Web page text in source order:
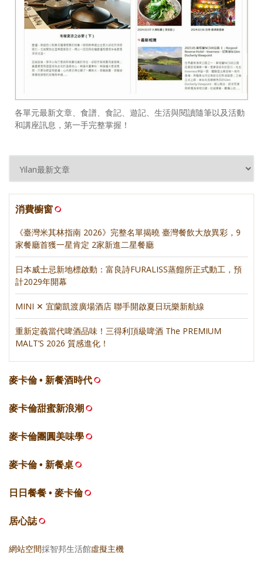
各單元最新文章、食譜、食記、遊記、生活與閱讀隨筆以及活動
和講座訊息，第一手完整掌握！
消費櫥窗
《臺灣米其林指南 2026》完整名單揭曉 臺灣餐飲大放異彩，9
家餐廳首獲一星肯定 2家新進二星餐廳
日本威士忌新地標啟動：富良詩FURALISS蒸餾所正式動工，預
計2029年開幕
MINI ✕ 宜蘭凱渡廣場酒店 聯手開啟夏日玩樂新航線
重新定義當代啤酒品味！三得利頂級啤酒 The PREMIUM
MALT’S 2026 質感進化！
麥卡倫 • 新餐酒時代
麥卡倫甜蜜新浪潮
麥卡倫團圓美味學
麥卡倫 • 新餐桌
日日餐餐 • 麥卡倫
居心誌
網站空間採智邦生活館虛擬主機